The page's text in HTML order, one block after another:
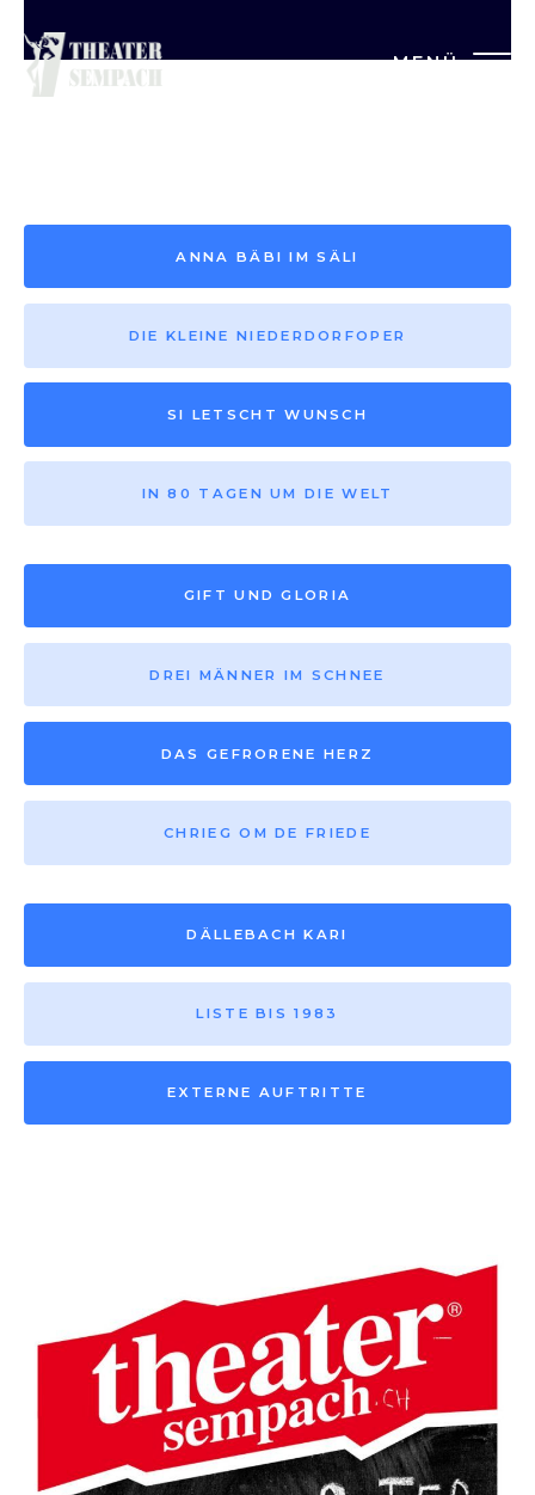
MENÜ
Saison vor 2013
ANNA BÄBI IM SÄLI
DIE KLEINE NIEDERDORFOPER
SI LETSCHT WUNSCH
IN 80 TAGEN UM DIE WELT
GIFT UND GLORIA
DREI MÄNNER IM SCHNEE
DAS GEFRORENE HERZ
CHRIEG OM DE FRIEDE
DÄLLEBACH KARI
LISTE BIS 1983
EXTERNE AUFTRITTE